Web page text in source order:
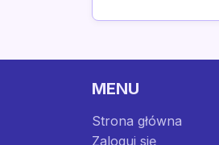
MENU
Strona główna
Zaloguj się